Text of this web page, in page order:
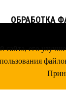
ОБРАБОТКА
его